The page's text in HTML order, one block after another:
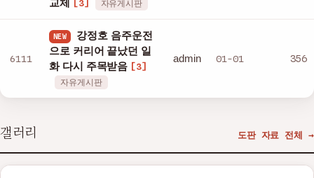
교체
[3] 자유게시판
6111
NEW
강정호 음주운전
으로 커리어 끝났던 일
화 다시 주목받음 [3]
자유게시판
admin 01-01 356
갤러리 도판 자료 전체 →